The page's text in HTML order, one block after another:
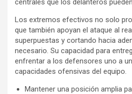
centrales que los delanteros
Los extremos efectivos no solo
que también apoyan el ataque al
superpuestas y cortando hacia
necesario. Su capacidad para
enfrentar a los defensores uno a
capacidades ofensivas del equipo.
Mantener una posición amplia